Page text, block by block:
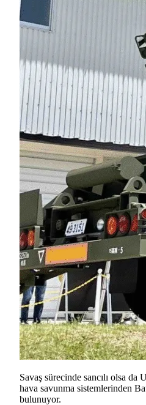
Savaş sürecinde sancılı olsa
hava savunma sistemlerinden
bulunuyor.